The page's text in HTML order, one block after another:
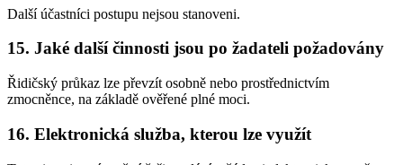
Další účastníci postupu nejsou stanoveni.
15. Jaké další činnosti jsou po žadateli požadovány
Řidičský průkaz lze převzít osobně nebo prostřednictvím
zmocněnce, na základě ověřené plné moci.
16. Elektronická služba, kterou lze využít